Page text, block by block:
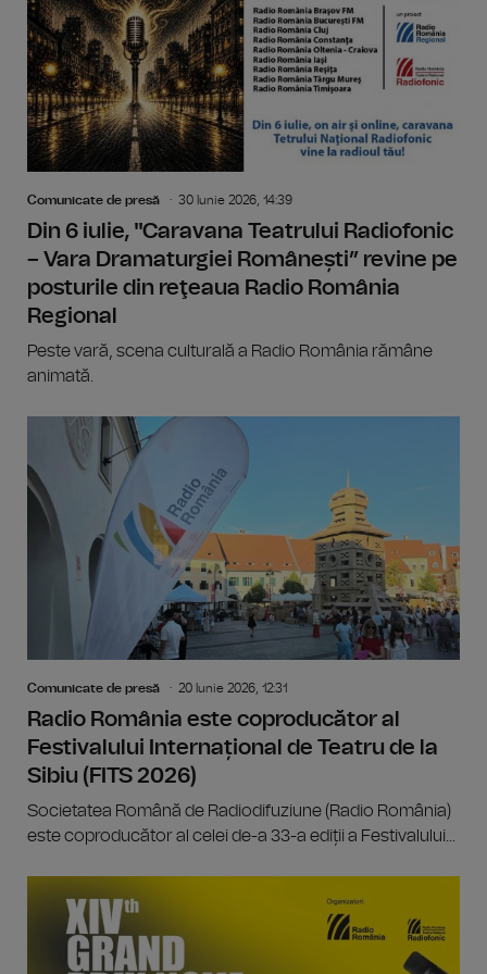
Comunicate de presă 30 Iunie 2026, 14:39
Din 6 iulie, "Caravana Teatrului Radiofonic
– Vara Dramaturgiei Românești” revine pe
posturile din reţeaua Radio România
Regional
Peste vară, scena culturală a Radio România rămâne
animată.
Comunicate de presă 20 Iunie 2026, 12:31
Radio România este coproducător al
Festivalului Internațional de Teatru de la
Sibiu (FITS 2026)
Societatea Română de Radiodifuziune (Radio România)
este coproducător al celei de-a 33-a ediții a Festivalului...